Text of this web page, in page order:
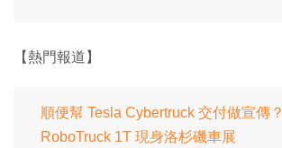
【熱門報道】
順便幫 Tesla Cybertruck 交付做宣傳
RoboTruck 1T 現身洛杉磯車展